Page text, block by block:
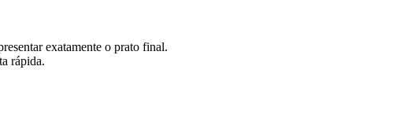
exatamente o prato final.
rápida.